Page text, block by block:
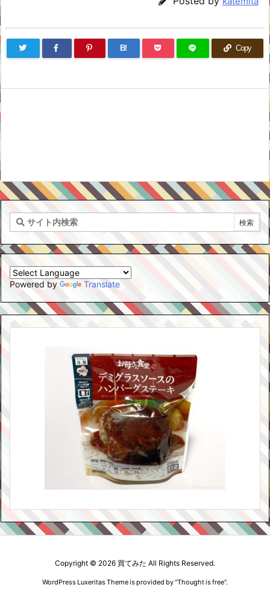
B! Copy
Powered by Translate
Copyright © 2026 買てみた All Rights Reserved.
WordPress Luxeritas Theme is provided by "Thought is free".